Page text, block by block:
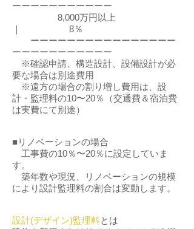
ーーーーーーーーーーー
8,000万円以上
｜ 8％
ーーーーーーーーーーーーーーーー
ーーーーーーーーーーー
※確認申請、構造設計、設備設計が必
要な場合は別途費用
※遠方の場合の割り増し費用は、設
計・監理料の10〜20％（交通費＆宿泊費
は実費にて別途）
■リノベーションの場合
工事費の10％〜20％に設定していま
す。
築年数や現況、リノベーションの規模
により設計監理料の割合は変動します。
設計(デザイン)監理料とは